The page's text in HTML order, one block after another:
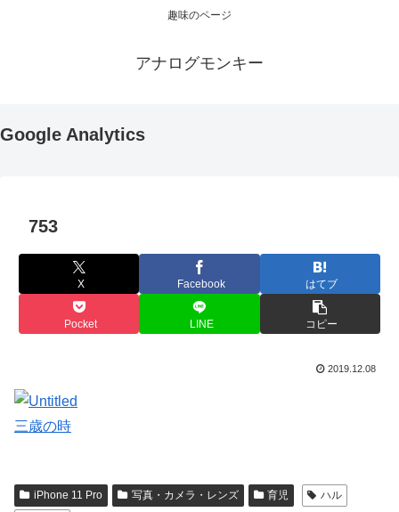
趣味のページ
アナログモンキー
Google Analytics
753
X Facebook はてブ
Pocket LINE コピー
2019.12.08
三歳の時
iPhone 11 Pro 写真・カメラ・レンズ 育児
ハル